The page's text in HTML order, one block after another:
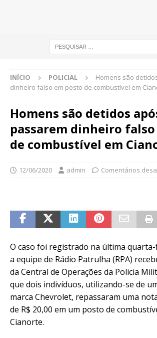
INÍCIO POLICIAL
Homens são
dinheiro falso em posto de combustível em
Homens são detidos
passarem dinheiro
de combustível em
12/06/2020 admin Comentários
O caso foi registrado na última
a equipe de Rádio Patrulha (RPA)
da Central de Operações da Policia
que dois indivíduos, utilizando-se de
marca Chevrolet, repassaram uma
de R$ 20,00 em um posto de
Cianorte.